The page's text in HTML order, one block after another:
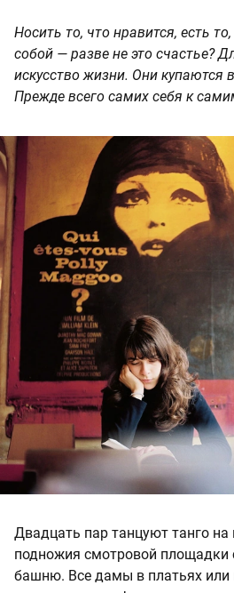
Носить то, что нравится, есть
собой — разве не это счастье?
искусство жизни. Они купаются
Прежде всего самих себя к
Двадцать пар танцуют танго
подножия смотровой площадки
башню. Все дамы в платьях или